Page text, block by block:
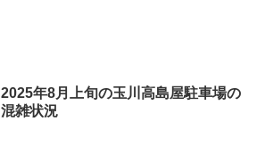
2025年8月上旬の玉川高島屋駐車場の
混雑状況